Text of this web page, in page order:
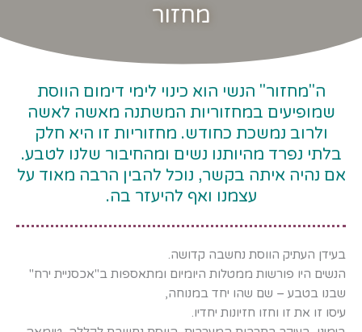
s
a
p
p
b
o
o
k
a
g
r
a
מחזור
ה"מחזור" הנשי הוא כינוי לימי דימום הווסת
שמופיעים במחזוריות המשתנה מאשה לאשה
ולרוב נמשכת כחודש. מחזוריות זו היא חלק
בלתי נפרד מהיותנו נשים ומהחיבור שלנו לטבע.
אם נהיה איתה בקשר, נוכל להבין הרבה מאוד על
עצמנו ואף להיעזר בה.
בעידן העתיק הווסת נחשבה קדושה.
הנשים היו פורשות ממטלות היומיום ומתאספות ב"אכסניית ירח"
שבנו בטבע – שם שהו יחד במנוחה,
עיסו זו את זו וחזו חזיונות יחדיו.